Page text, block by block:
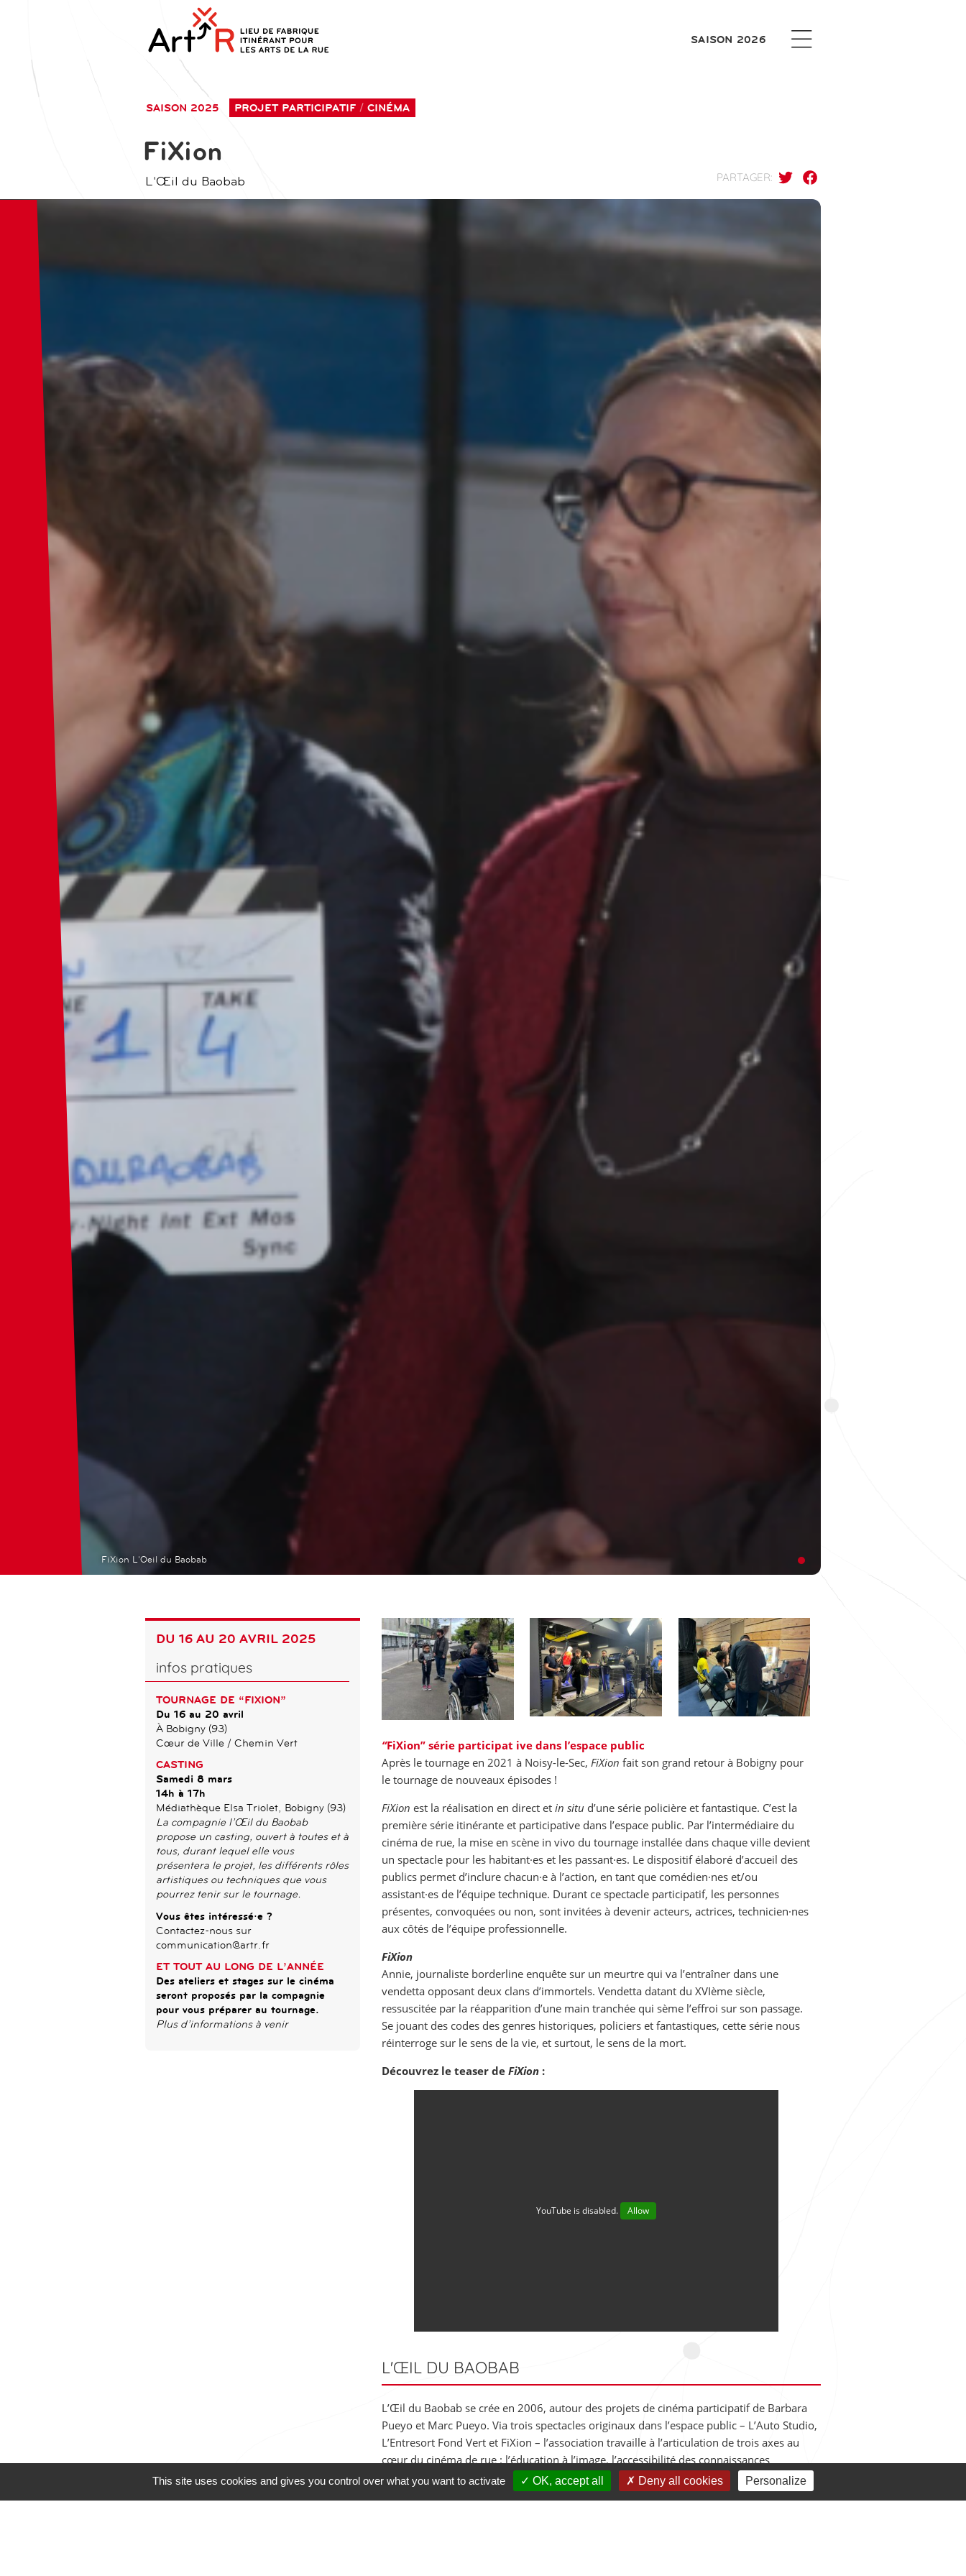
SAISON 2026
contenu
principal
SAISON 2025 PROJET PARTICIPATIF CINÉMA
FiXion
L'Œil du Baobab PARTAGER:
FiXion L'Oeil du Baobab
DU 16 AU 20 AVRIL 2025
infos pratiques
TOURNAGE DE “FIXION”
Du 16 au 20 avril
À Bobigny (93)
Cœur de Ville / Chemin Vert
CASTING
Samedi 8 mars
14h à 17h
Médiathèque Elsa Triolet, Bobigny (93)
La compagnie l’Œil du Baobab
propose un casting, ouvert à toutes et à
tous, durant lequel elle vous
présentera le projet, les différents rôles
artistiques ou techniques que vous
pourrez tenir sur le tournage.
Vous êtes intéressé·e ?
Contactez-nous sur
communication@artr.fr
ET TOUT AU LONG DE L’ANNÉE
Des ateliers et stages sur le cinéma
seront proposés par la compagnie
pour vous préparer au tournage.
Plus d’informations à venir
“FiXion” série participat ive dans l’espace public
Après le tournage en 2021 à Noisy-le-Sec, FiXion fait son grand retour à Bobigny pour
le tournage de nouveaux épisodes !
FiXion est la réalisation en direct et in situ d’une série policière et fantastique. C’est la
première série itinérante et participative dans l’espace public. Par l’intermédiaire du
cinéma de rue, la mise en scène in vivo du tournage installée dans chaque ville devient
un spectacle pour les habitant·es et les passant·es. Le dispositif élaboré d’accueil des
publics permet d’inclure chacun·e à l’action, en tant que comédien·nes et/ou
assistant·es de l’équipe technique. Durant ce spectacle participatif, les personnes
présentes, convoquées ou non, sont invitées à devenir acteurs, actrices, technicien·nes
aux côtés de l’équipe professionnelle.
FiXion
Annie, journaliste borderline enquête sur un meurtre qui va l’entraîner dans une
vendetta opposant deux clans d’immortels. Vendetta datant du XVIème siècle,
ressuscitée par la réapparition d’une main tranchée qui sème l’effroi sur son passage.
Se jouant des codes des genres historiques, policiers et fantastiques, cette série nous
réinterroge sur le sens de la vie, et surtout, le sens de la mort.
Découvrez le teaser de FiXion:
YouTube is disabled. Allow
L'ŒIL DU BAOBAB
L’Œil du Baobab se crée en 2006, autour des projets de cinéma participatif de Barbara
Pueyo et Marc Pueyo. Via trois spectacles originaux dans l’espace public – L’Auto Studio,
L’Entresort Fond Vert et FiXion – l’association travaille à l’articulation de trois axes au
cœur du cinéma de rue : l’éducation à l’image, l’accessibilité des connaissances
artistiques et la création de liens.
loeildubaobab.com
This site uses cookies and gives you control over what you want to activate OK, accept all Deny all cookies Personalize